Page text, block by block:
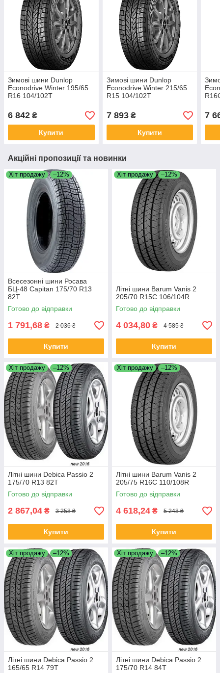
Зимові шини Dunlop
Econodrive Winter 195/65
R16 104/102T
6 842 ₴
Купити
Зимові шини Dunlop
Econodrive Winter 215/65
R15 104/102T
7 893₴
Купити
7
Акційні пропозиції та новинки
Хіт продажу –12%
Всесезонні шини Росава
БЦ-48 Capitan 175/70 R13
82T
Готово до відправки
1 791,68 ₴ 2 036 ₴
Купити
Хіт продажу –12%
Літні шини Barum Vanis 2
205/70 R15C 106/104R
Готово до відправки
4 034,80 ₴ 4 585 ₴
Купити
Хіт продажу –12%
Літні шини Debica Passio 2
175/70 R13 82T
Готово до відправки
2 867,04 ₴ 3 258 ₴
Купити
Хіт продажу –12%
Літні шини Barum Vanis 2
205/75 R16C 110/108R
Готово до відправки
4 618,24 ₴ 5 248 ₴
Купити
Хіт продажу –12%
Літні шини Debica Passio 2
165/65 R14 79T
Хіт продажу –12%
Літні шини Debica Passio 2
175/70 R14 84T